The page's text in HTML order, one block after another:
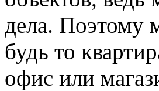
дела. Поэтому
будь то
офис или